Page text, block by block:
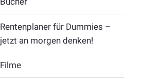
Rentenplaner für Dummies –
jetzt an morgen denken!
Filme